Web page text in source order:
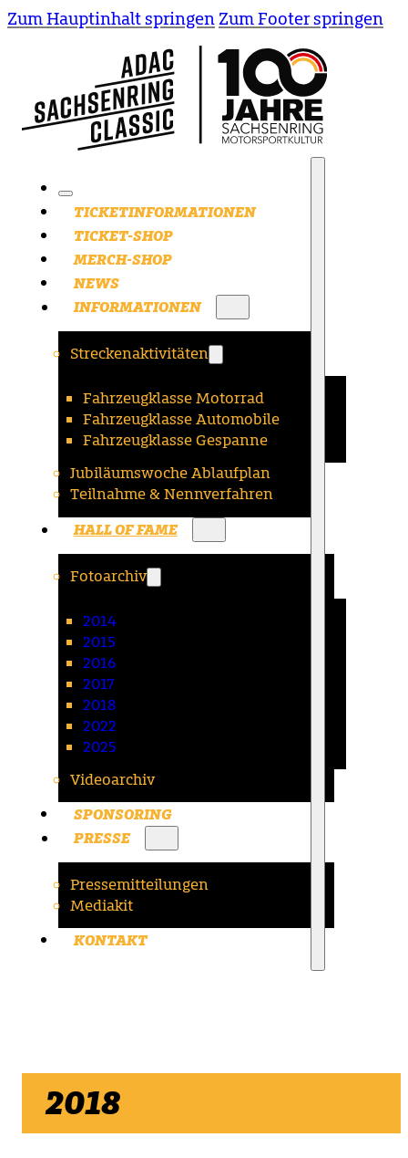
Zum Hauptinhalt springen Zum Footer springen
TICKETINFORMATIONEN
TICKET-SHOP
MERCH-SHOP
NEWS
INFORMATIONEN
Streckenaktivitäten
Fahrzeugklasse Motorrad
Fahrzeugklasse Automobile
Fahrzeugklasse Gespanne
Jubiläumswoche Ablaufplan
Teilnahme & Nennverfahren
HALL OF FAME
Fotoarchiv
2014
2015
2016
2017
2018
2022
2025
Videoarchiv
SPONSORING
PRESSE
Pressemitteilungen
Mediakit
KONTAKT
2018